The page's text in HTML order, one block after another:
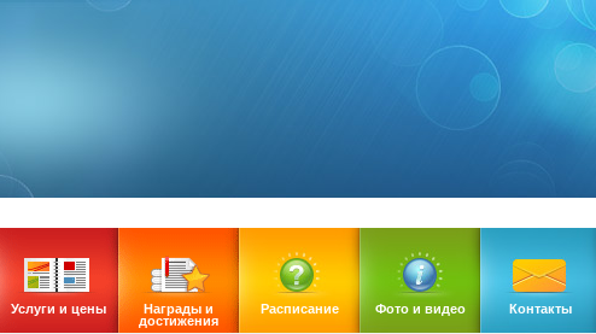
Услуги и цены
Награды и
достижения
Расписание Фото и видео Контакты